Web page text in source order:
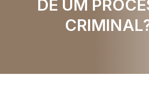
DE UM